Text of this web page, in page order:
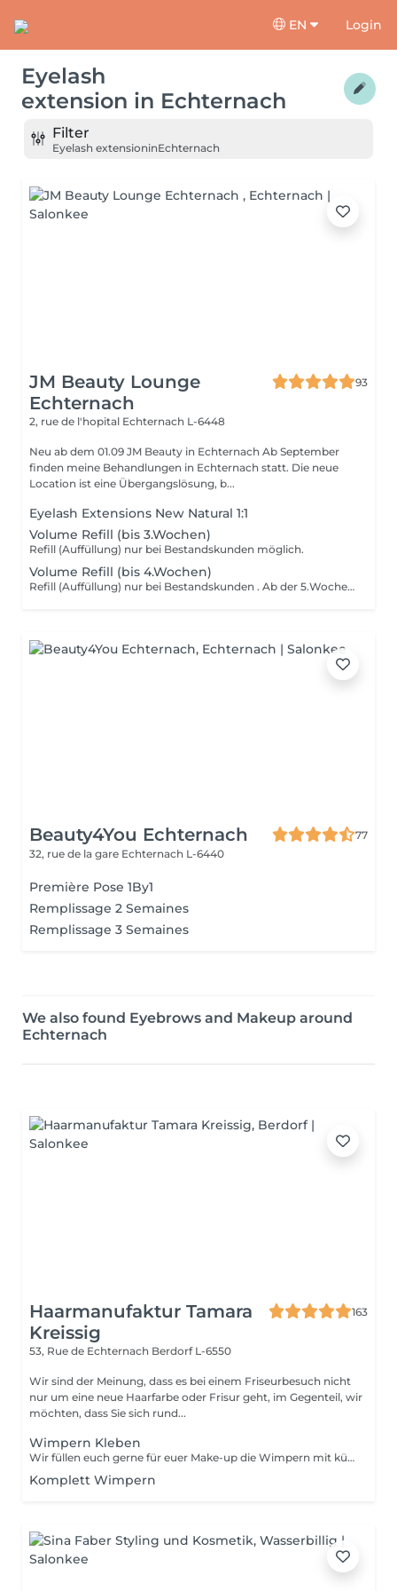
EN Login
Eyelash
extension in Echternach
Filter
Eyelash extensioninEchternach
JM Beauty Lounge
Echternach
93
2, rue de l'hopital Echternach L-6448
Neu ab dem 01.09 JM Beauty in Echternach Ab September
finden meine Behandlungen in Echternach statt. Die neue
Location ist eine Übergangslösung, b...
Eyelash Extensions New Natural 1:1
Volume Refill (bis 3.Wochen)
Refill (Auffüllung) nur bei Bestandskunden möglich.
Volume Refill (bis 4.Wochen)
Refill (Auffüllung) nur bei Bestandskunden . Ab der 5.Woche Neupreis
Beauty4You Echternach
77
32, rue de la gare Echternach L-6440
Première Pose 1By1
Remplissage 2 Semaines
Remplissage 3 Semaines
We also found Eyebrows and Makeup around
Echternach
Haarmanufaktur Tamara
Kreissig
163
53, Rue de Echternach Berdorf L-6550
Wir sind der Meinung, dass es bei einem Friseurbesuch nicht
nur um eine neue Haarfarbe oder Frisur geht, im Gegenteil, wir
möchten, dass Sie sich rund...
Wimpern Kleben
Wir füllen euch gerne für euer Make-up die Wimpern mit künstlichen Wimpern
Komplett Wimpern